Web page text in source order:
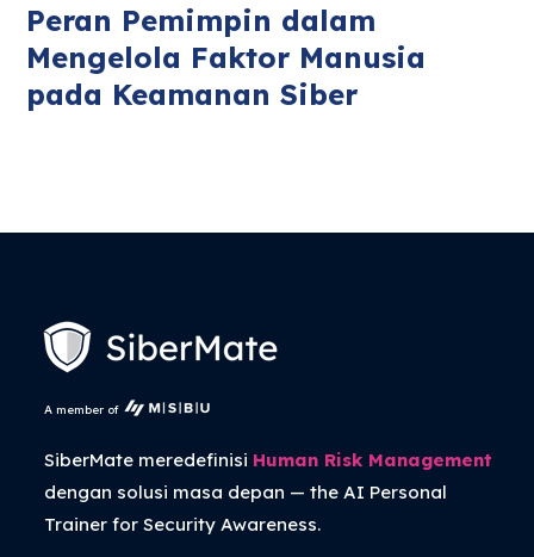
Peran Pemimpin dalam
Mengelola Faktor Manusia
pada Keamanan Siber
A member of
SiberMate meredefinisi Human Risk Management
dengan solusi masa depan — theAI Personal
Trainerfor Security Awareness.